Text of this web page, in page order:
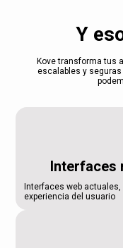
Y
Kove transforma tus
escalables y seguras
Interfaces
Interfaces web
experiencia del usuario